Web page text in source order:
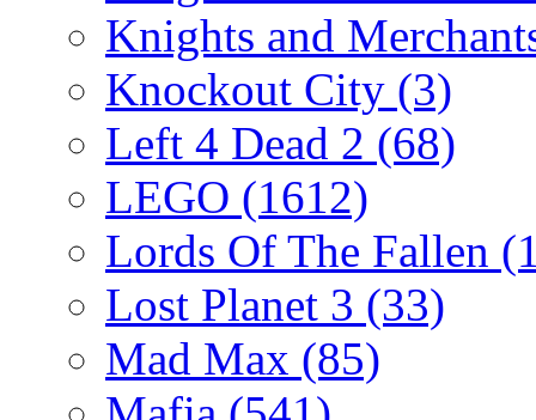
Knights and
Knockout City (3)
Left 4 Dead 2 (68)
LEGO (1612)
Lords Of The Fallen
Lost Planet 3 (33)
Mad Max (85)